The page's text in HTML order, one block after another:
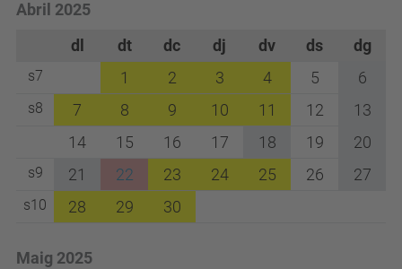
Abril 2025
dl
dt dc dj dv ds dg
s7 1 2 3 4 5 6
s8 7 8 9 10 11 12
13
14
15 16 17 18 19 20
s9 21 22 23 24 25 26 27
s10 28 29 30
Maig 2025